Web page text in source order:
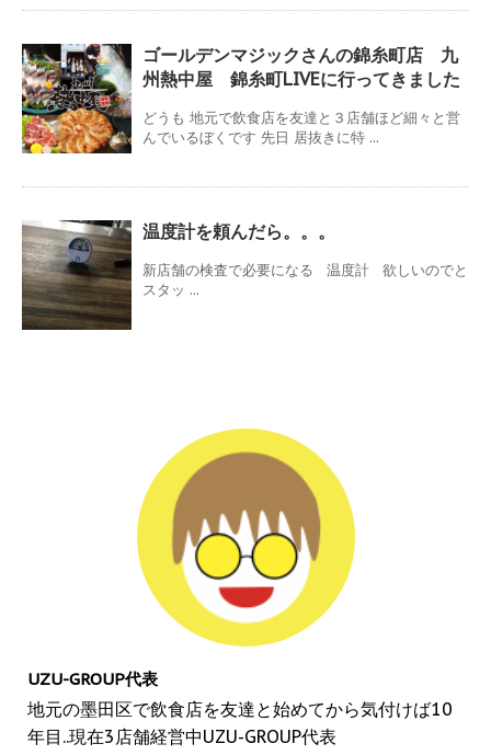
ゴールデンマジックさんの錦糸町店 九
州熱中屋 錦糸町LIVEに行ってきました
どうも 地元で飲食店を友達と３店舗ほど細々と営
んでいるぼくです 先日 居抜きに特 ...
温度計を頼んだら。。。
新店舗の検査で必要になる 温度計 欲しいのでと
スタッ ...
UZU-GROUP代表
地元の墨田区で飲食店を友達と始めてから気付けば10
年目..現在3店舗経営中UZU-GROUP代表